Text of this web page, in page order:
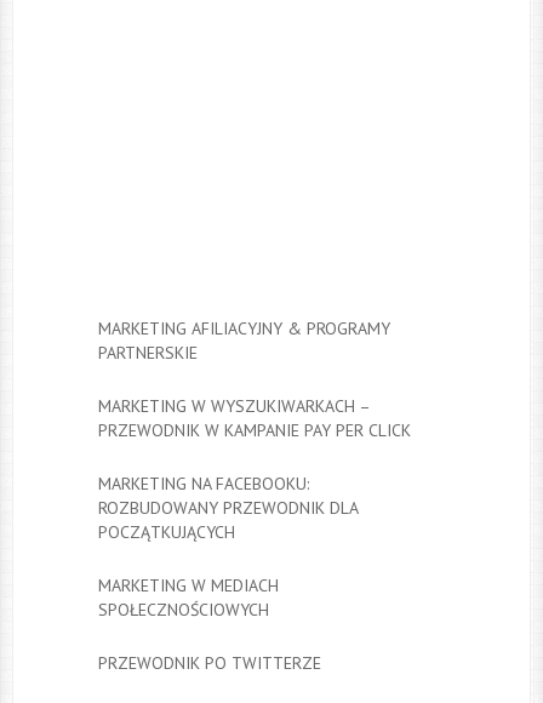
MARKETING AFILIACYJNY & PROGRAMY
PARTNERSKIE
MARKETING W WYSZUKIWARKACH –
PRZEWODNIK W KAMPANIE PAY PER CLICK
MARKETING NA FACEBOOKU:
ROZBUDOWANY PRZEWODNIK DLA
POCZĄTKUJĄCYCH
MARKETING W MEDIACH
SPOŁECZNOŚCIOWYCH
PRZEWODNIK PO TWITTERZE